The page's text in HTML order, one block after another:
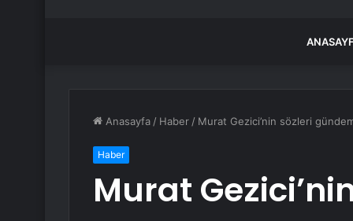
Anasayfa / Haber / Murat Gezici’nin sözleri
Haber
Murat